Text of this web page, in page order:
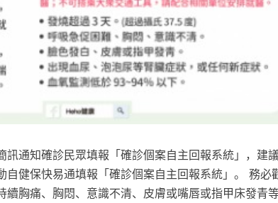
訊通知確診民眾填報「確診個案自主回報系統」，建
自健保快易通填報「確診個案自主回報系統」。 務必
續胸痛、胸悶、意識不清、皮膚或嘴唇或指甲床發青